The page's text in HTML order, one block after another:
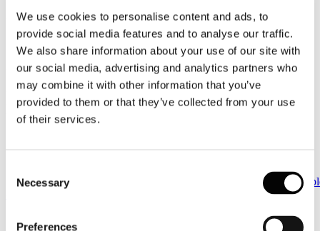
We use cookies to personalise content and ads, to
provide social media features and to analyse our traffic.
We also share information about your use of our site with
our social media, advertising and analytics partners who
may combine it with other information that you’ve
provided to them or that they’ve collected from your use
of their services.
Selection
Necessary
Preferences
ASSITAI "Percorsi di adeguamento alla sicurezza nel settore
turistico ricettivo. Problematiche, opportunità e prospettive".
Dopo i saluti di apertura di Angelo Macola, Presidente ASSITAI,
interverranno Fabio Dattilo, Comandante Interregionale Vigili del
Fuoco, Carmelo Maiorana, Professore Ordinario di Scienza delle
Costruzioni, Dipartimento di Ingegneria Università di Padova, Paolo
Corti, Assicurazioni Generali S.p.A., e Antonello de' Medici,
Vicepresidente Federturismo Confindustria.
linkhttp://www.siav.net/confindustria/siav/modulo.nsf/
Marzo